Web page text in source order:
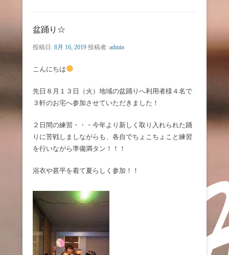
盆踊り☆
投稿日: 8月 16, 2019 投稿者: admin
こんにちは
先日８月１３日（火）地域の盆踊りへ利用者様４名で
３軒のお宅へ参加させていただきました！
２日間の練習・・・今年より新しく取り入れられた踊
りに苦戦しましながらも、各自でちょこちょこと練習
を行いながら準備満タン！！！
浴衣や甚平を着て夏らしく参加！！